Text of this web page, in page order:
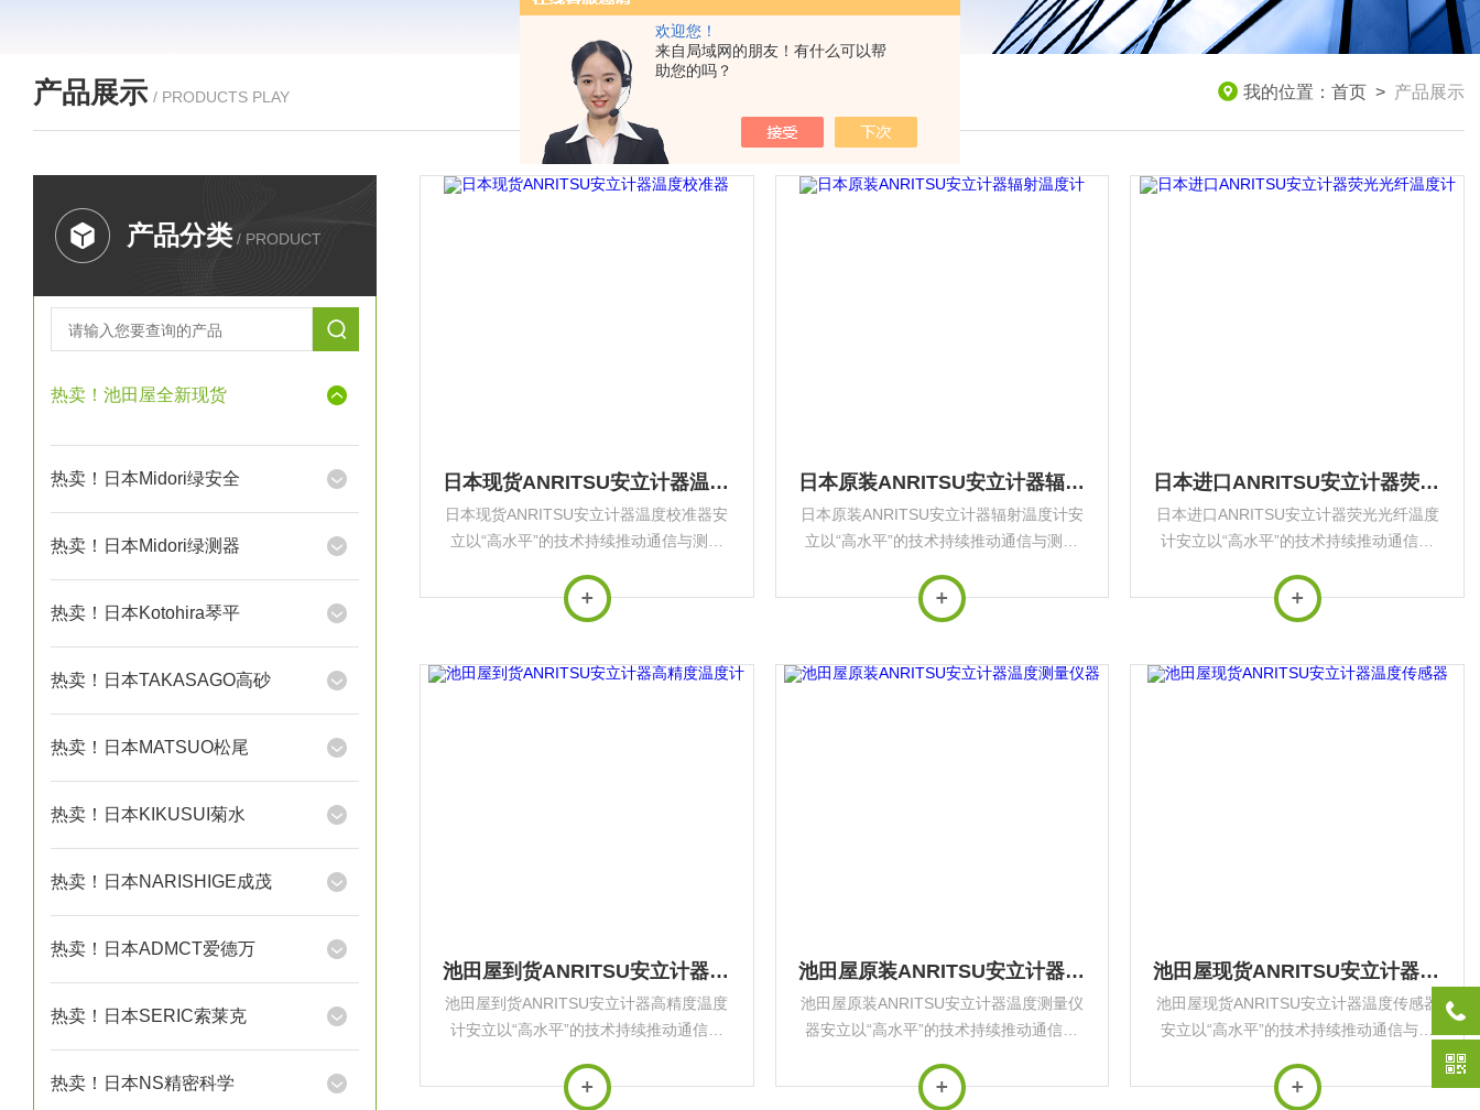
欢迎您！
来自局域网的朋友！有什么可以帮
助您的吗？
产品展示 / PRODUCTS PLAY 我的位置： 首页 > 产品展示
产品分类 / PRODUCT
热卖！池田屋全新现货
热卖！日本Midori绿安全
热卖！日本Midori绿测器
热卖！日本Kotohira琴平
热卖！日本TAKASAGO高砂
热卖！日本MATSUO松尾
热卖！日本KIKUSUI菊水
热卖！日本NARISHIGE成茂
热卖！日本ADMCT爱德万
热卖！日本SERIC索莱克
热卖！日本NS精密科学
日本现货ANRITSU安立计器温度校准器
日本现货ANRITSU安立计器温度校准器安
立以“高水平”的技术持续推动通信与测量
前沿科技领域‌。
日本原装ANRITSU安立计器辐射温度计
日本原装ANRITSU安立计器辐射温度计安
立以“高水平”的技术持续推动通信与测量
前沿科技领域‌。
日本进口ANRITSU安立计器荧光光纤温度计
日本进口ANRITSU安立计器荧光光纤温度
计安立以“高水平”的技术持续推动通信与
施与前沿科技领域‌。
池田屋到货ANRITSU安立计器高精度温度计
池田屋到货ANRITSU安立计器高精度温度
计安立以“高水平”的技术持续推动通信与
施与前沿科技领域‌。
池田屋原装ANRITSU安立计器温度测量仪器
池田屋原装ANRITSU安立计器温度测量仪
器安立以“高水平”的技术持续推动通信与
施与前沿科技领域‌。
池田屋现货ANRITSU安立计器温度传感器
池田屋现货ANRITSU安立计器温度传感器
安立以“高水平”的技术持续推动通信与测
与前沿科技领域‌。